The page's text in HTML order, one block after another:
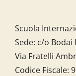
Scuola
Sede: c/o Bodai
Via Fratelli
Codice Fiscale: